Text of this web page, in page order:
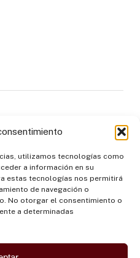
utilizamos tecnologías como
a información en su
estas tecnologías nos permitirá
de navegación o
No otorgar el consentimiento o
a determinadas